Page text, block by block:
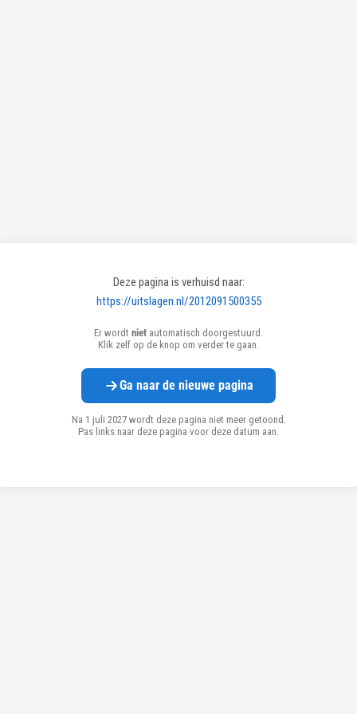
Deze pagina is verhuisd naar:
https://uitslagen.nl/2012091500355
Er wordt niet automatisch doorgestuurd.
Klik zelf op de knop om verder te gaan.
Ga naar de nieuwe pagina
Na 1 juli 2027 wordt deze pagina niet meer getoond.
Pas links naar deze pagina voor deze datum aan.